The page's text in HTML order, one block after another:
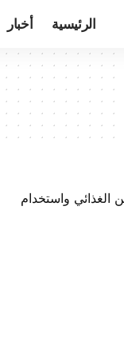
الرئيسية أخبار